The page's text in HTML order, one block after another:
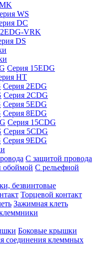
WS
DC
2EDG-VRK
DS
Серия 15EDG
HT
Серия 2EDG
Серия 2CDG
Серия 5EDG
Серия 8EDG
Серия 15CDG
Серия 5CDG
Серия 9EDG
С защитой провода
C рельефной
безвинтовые
Торцевой контакт
Зажимная клеть
Боковые крышки